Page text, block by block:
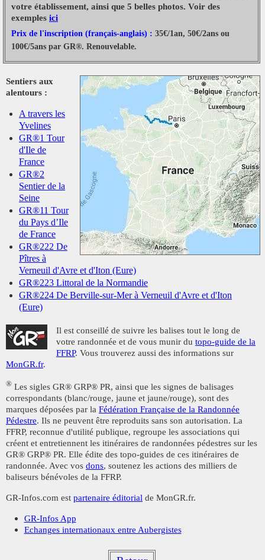
votre établissement, ainsi que 5 belles photos. Voir des
exemples ici
Prix de l'inscription (français-anglais) : 35€/1an, 50€/2ans ou
100€/5ans par GR®. Renouvelable.
Sentiers aux
alentours :
A travers les
Yvelines
GR®1 Tour
d'Ile de
France
GR®2
Sentier de la
Seine
GR®11 Tour
du Pays d’Ile
de France
GR®222 De
Pîtres à
Verneuil d'Avre et d'Iton (Eure)
GR®223 Littoral de la Normandie
GR®224 De Berville-sur-Mer à Verneuil d'Avre et d'Iton
(Eure)
Il est conseillé de suivre les balises tout le long de
votre randonnée et de vous munir du topo-guide de la
FFRP. Vous trouverez aussi des informations sur
MonGR.fr.
® Les sigles GR® GRP® PR, ainsi que les signes de balisages
correspondants (blanc/rouge, jaune et jaune/rouge), sont des
marques déposées par la Fédération Française de la Randonnée
Pédestre. Ils ne peuvent être reproduits sans son autorisation. La
FFRP, reconnue d'utilité publique, regroupe les associations qui
créent et entretiennent les itinéraires de randonnées pédestres sur les
GR® GRP® PR. Elle édite des topo-guides de ces itinéraires de
randonnée. Avec vos dons, soutenez les actions des milliers de
baliseurs bénévoles de la FFRP.
GR-Infos.com est partenaire éditorial de MonGR.fr.
GR-Infos App
Echanges internationaux entre Aubergistes